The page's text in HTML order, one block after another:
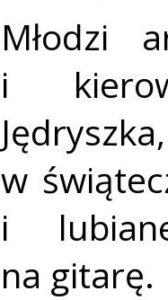
Młodzi
i
w
i
na gitarę.